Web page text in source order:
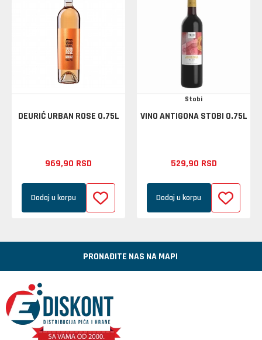
DEURIĆ URBAN ROSE 0.75L
969,90 RSD
Dodaj u korpu
Stobi
VINO ANTIGONA STOBI 0.75L
529,90 RSD
Dodaj u korpu
PRONAĐITE NAS NA MAPI